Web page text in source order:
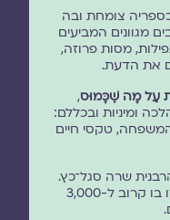
צומחת ובה
מגוונים המביעים
מסות פרוזה,
את הדעת.
עַל מָה שֶׁכָּמוּס,
ומיניות ובכללם:
המשפחה, טקסי חיים
על-ידי הרבנית שרה סגל־כץ.
עם הכניסה לשנת 2025 פורסמו בו קרוב ל-3,000